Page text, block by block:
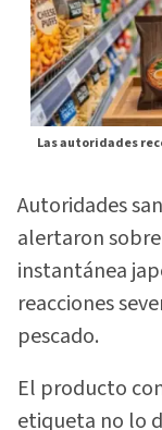
Las autoridades
Autoridades
alertaron
instantánea
reacciones
pescado.
El producto
etiqueta no lo